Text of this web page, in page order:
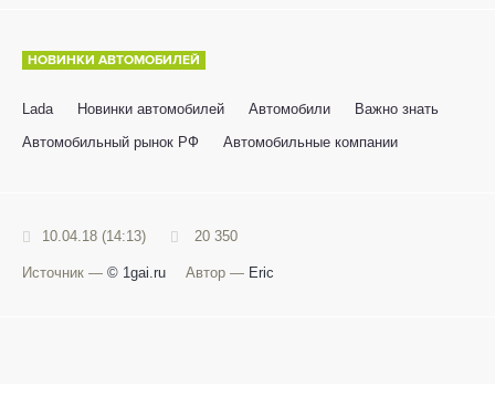
НОВИНКИ АВТОМОБИЛЕЙ
Lada Новинки автомобилей Автомобили
Важно знать
Автомобильный рынок РФ
Автомобильные компании
10.04.18 (14:13) 20 350
Источник — © 1gai.ru Автор — Eric